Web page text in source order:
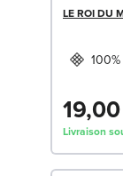
LE ROI DU
Livraison